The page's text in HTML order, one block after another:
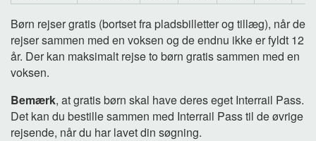
Børn rejser gratis (bortset fra pladsbilletter og tillæg), når de
rejser sammen med en voksen og de endnu ikke er fyldt 12
år. Der kan maksimalt rejse to børn gratis sammen med en
voksen.
Bemærk, at gratis børn skal have deres eget Interrail Pass.
Det kan du bestille sammen med Interrail Pass til de øvrige
rejsende, når du har lavet din søgning.